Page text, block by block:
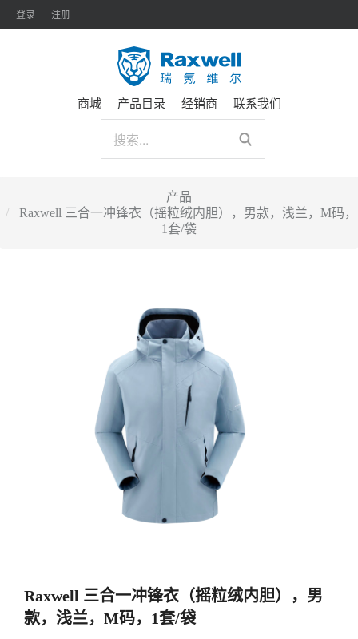
登录 注册
商城 产品目录 经销商 联系我们
产品
Raxwell 三合一冲锋衣（摇粒绒内胆），男款，浅兰，M码，
1套/袋
Raxwell 三合一冲锋衣（摇粒绒内胆），男
款，浅兰，M码，1套/袋